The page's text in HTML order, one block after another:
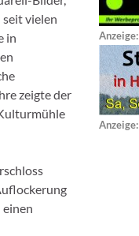
seit vielen
in
zeigte der
Anzeige:
Anzeige: